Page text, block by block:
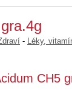
- Léky,
CH5